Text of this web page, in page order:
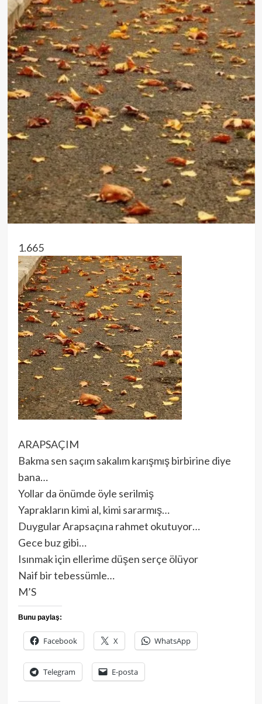
1.665
ARAPSAÇIM
Bakma sen saçım sakalım karışmış birbirine diye
bana…
Yollar da önümde öyle serilmiş
Yaprakların kimi al, kimi sararmış…
Duygular Arapsaçına rahmet okutuyor…
Gece buz gibi…
Isınmak için ellerime düşen serçe ölüyor
Naif bir tebessümle…
M’S
Bunu paylaş:
Facebook X WhatsApp
Telegram E-posta